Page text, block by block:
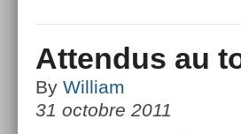
Attendus au
By William
31 octobre 2011